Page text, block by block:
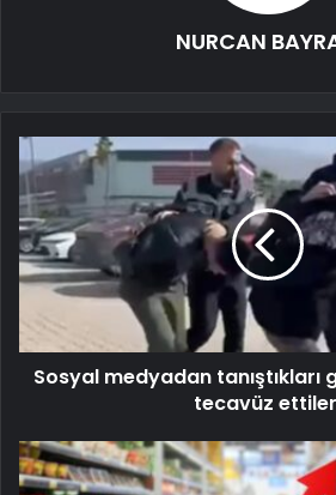
NURCAN
Sosyal medyadan tanıştıkları
tecavüz